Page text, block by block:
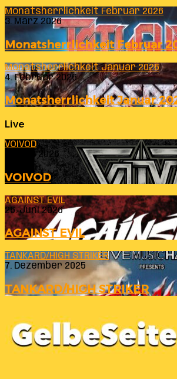
Monatsherrlichkeit Februar 2026
3. März 2026
Monatsherrlichkeit Februar
Monatsherrlichkeit Januar 2026
4. Februar 2026
Monatsherrlichkeit Januar
Live
VOIVOD
23. Juli 2026
VOIVOD
AGAINST EVIL
26. Juni 2026
AGAINST EVIL
TANKARD/HIGH STRIKER
7. Dezember 2025
TANKARD/HIGH STRIKER